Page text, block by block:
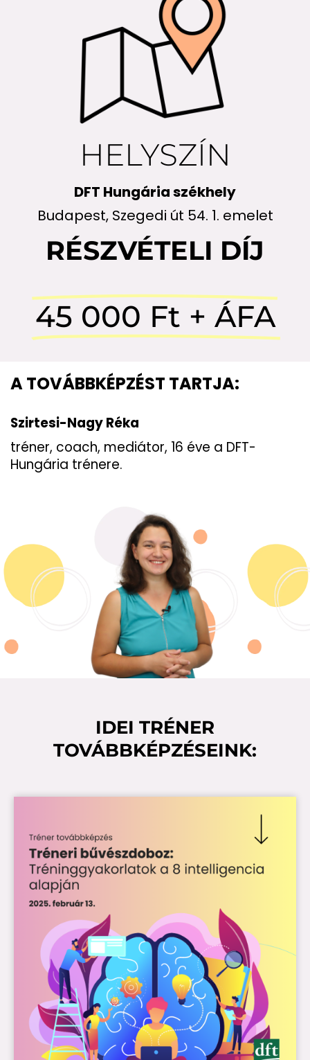
HELYSZÍN
DFT Hungária székhely
Budapest, Szegedi út 54. 1. emelet
RÉSZVÉTELI DÍJ
45 000 Ft + ÁFA
A TOVÁBBKÉPZÉST TARTJA:
Szirtesi-Nagy Réka
tréner, coach, mediátor, 16 éve a DFT-
Hungária trénere.
IDEI TRÉNER
TOVÁBBKÉPZÉSEINK: